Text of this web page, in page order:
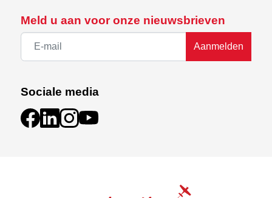
Meld u aan voor onze nieuwsbrieven
Aanmelden
Sociale media